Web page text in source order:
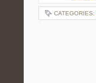
CATEGORIES: